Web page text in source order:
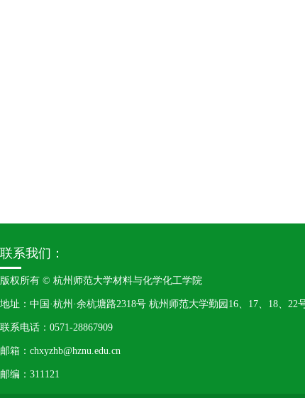
联系我们：
版权所有 © 杭州师范大学材料与化学化工学院
地址：中国·杭州·余杭塘路2318号 杭州师范大学勤园16、17、18、22
联系电话：0571-28867909
邮箱：chxyzhb@hznu.edu.cn
邮编：311121